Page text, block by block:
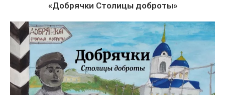
«Добрячки Столицы доброты»